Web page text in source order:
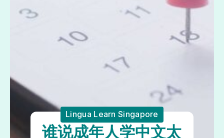
Lingua Learn Singapore
谁说成年人学中文太